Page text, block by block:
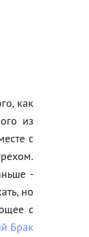
как
из
с
-
но
с
Брак